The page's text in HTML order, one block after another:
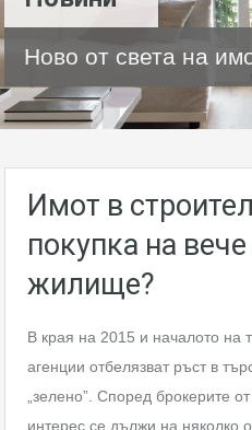
Ново от света на
Имот в
покупка на
жилище?
В края на 2015 и началото на
агенции отбелязват ръст в
„зелено”. Според брокерите
интерес се дължи на няколко